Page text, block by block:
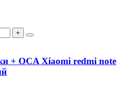
+
+ OCA Xiaomi redmi note